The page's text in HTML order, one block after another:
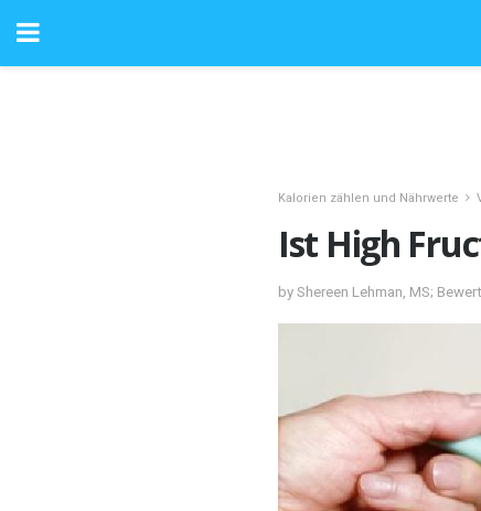
Kalorien zählen und Nährwerte
Ist High
by Shereen Lehman, MS;